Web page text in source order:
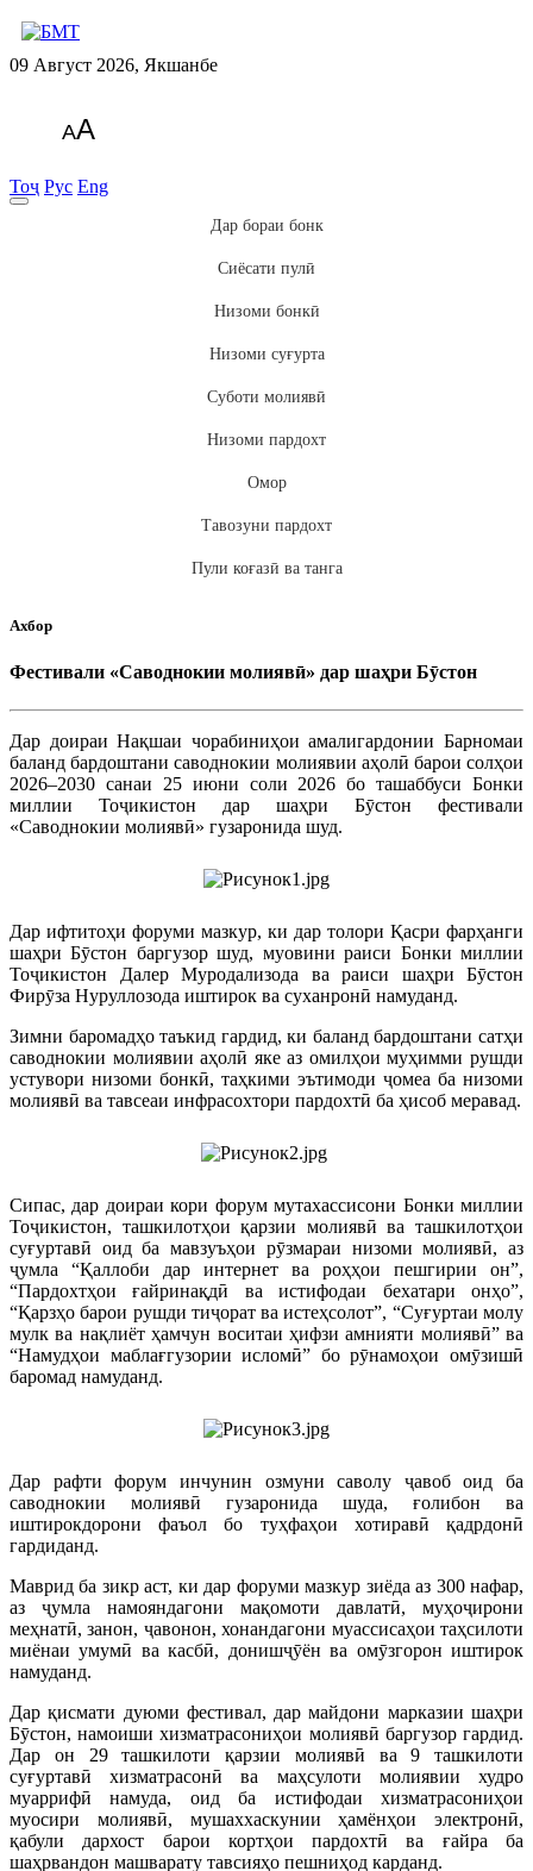
09 Август 2026, Якшанбе
AA
Тоҷ Рус Eng
Дар бораи бонк
Сиёсати пулӣ
Низоми бонкӣ
Низоми суғурта
Суботи молиявӣ
Низоми пардохт
Омор
Тавозуни пардохт
Пули коғазӣ ва танга
Ахбор
Фестивали «Саводнокии молиявӣ» дар шаҳри Бӯстон
Дар доираи Нақшаи чорабиниҳои амалигардонии Барномаи
баланд бардоштани саводнокии молиявии аҳолӣ барои солҳои
2026–2030 санаи 25 июни соли 2026 бо ташаббуси Бонки
миллии Тоҷикистон дар шаҳри Бӯстон фестивали
«Саводнокии молиявӣ» гузаронида шуд.
Дар ифтитоҳи форуми мазкур, ки дар толори Қасри фарҳанги
шаҳри Бӯстон баргузор шуд, муовини раиси Бонки миллии
Тоҷикистон Далер Муродализода ва раиси шаҳри Бӯстон
Фирӯза Нуруллозода иштирок ва суханронӣ намуданд.
Зимни баромадҳо таъкид гардид, ки баланд бардоштани сатҳи
саводнокии молиявии аҳолӣ яке аз омилҳои муҳимми рушди
устувори низоми бонкӣ, таҳкими эътимоди ҷомеа ба низоми
молиявӣ ва тавсеаи инфрасохтори пардохтӣ ба ҳисоб меравад.
Сипас, дар доираи кори форум мутахассисони Бонки миллии
Тоҷикистон, ташкилотҳои қарзии молиявӣ ва ташкилотҳои
суғуртавӣ оид ба мавзуъҳои рӯзмараи низоми молиявӣ, аз
ҷумла “Қаллоби дар интернет ва роҳҳои пешгирии он”,
“Пардохтҳои ғайринақдӣ ва истифодаи бехатари онҳо”,
“Қарзҳо барои рушди тиҷорат ва истеҳсолот”, “Суғуртаи молу
мулк ва нақлиёт ҳамчун воситаи ҳифзи амнияти молиявӣ” ва
“Намудҳои маблағгузории исломӣ” бо рӯнамоҳои омӯзишӣ
баромад намуданд.
Дар рафти форум инчунин озмуни саволу ҷавоб оид ба
саводнокии молиявӣ гузаронида шуда, ғолибон ва
иштирокдорони фаъол бо туҳфаҳои хотиравӣ қадрдонӣ
гардиданд.
Маврид ба зикр аст, ки дар форуми мазкур зиёда аз 300 нафар,
аз ҷумла намояндагони мақомоти давлатӣ, муҳоҷирони
меҳнатӣ, занон, ҷавонон, хонандагони муассисаҳои таҳсилоти
миёнаи умумӣ ва касбӣ, донишҷӯён ва омӯзгорон иштирок
намуданд.
Дар қисмати дуюми фестивал, дар майдони марказии шаҳри
Бӯстон, намоиши хизматрасониҳои молиявӣ баргузор гардид.
Дар он 29 ташкилоти қарзии молиявӣ ва 9 ташкилоти
суғуртавӣ хизматрасонӣ ва маҳсулоти молиявии худро
муаррифӣ намуда, оид ба истифодаи хизматрасониҳои
муосири молиявӣ, мушаххаскунии ҳамёнҳои электронӣ,
қабули дархост барои кортҳои пардохтӣ ва ғайра ба
шаҳрвандон машварату тавсияҳо пешниҳод карданд.